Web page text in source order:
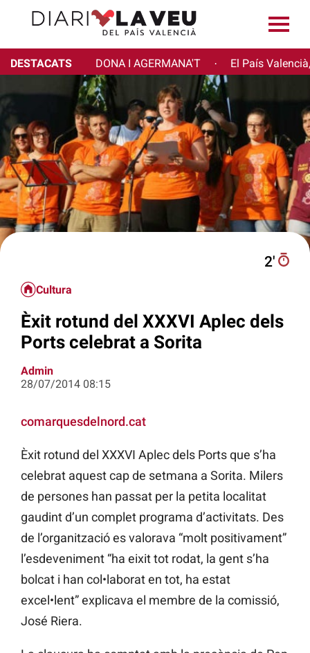
DESTACATS DONA I AGERMANA'T · El País
2′
Cultura
Èxit rotund del XXXVI Aplec dels
Ports celebrat a Sorita
Admin
28/07/2014 08:15
comarquesdelnord.cat
Èxit rotund del XXXVI Aplec dels Ports que s’ha
celebrat aquest cap de setmana a Sorita. Milers
de persones han passat per la petita localitat
gaudint d’un complet programa d’activitats. Des
de l’organització es valorava “molt positivament”
l’esdeveniment “ha eixit tot rodat, la gent s’ha
bolcat i han col•laborat en tot, ha estat
excel•lent” explicava el membre de la comissió,
José Riera.